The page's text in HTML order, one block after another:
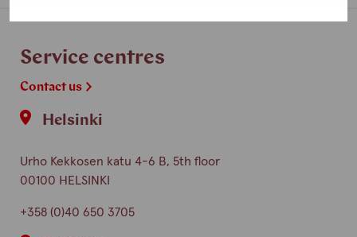
Service centres
Contact us
Helsinki
Urho Kekkosen katu 4-6 B, 5th floor
00100 HELSINKI
+358 (0)40 650 3705